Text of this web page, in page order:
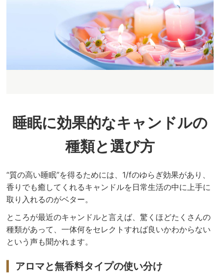
睡眠に効果的なキャンドルの
種類と選び方
“質の高い睡眠”を得るためには、1/fのゆらぎ効果があり、
香りでも癒してくれるキャンドルを日常生活の中に上手に
取り入れるのがベター。
ところが最近のキャンドルと言えば、驚くほどたくさんの
種類があって、一体何をセレクトすれば良いかわからない
という声も聞かれます。
アロマと無香料タイプの使い分け